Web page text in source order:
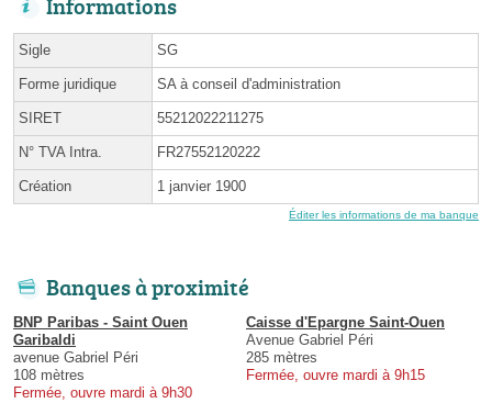
Sigle SG
Forme juridique SA à conseil d'administration
SIRET 55212022211275
N° TVA Intra. FR27552120222
Création 1 janvier 1900
Éditer les informations de ma banque
Banques à proximité
BNP Paribas - Saint Ouen
Garibaldi
avenue Gabriel Péri
108 mètres
Fermée, ouvre mardi à 9h30
Caisse d'Epargne Saint-Ouen
Avenue Gabriel Péri
285 mètres
Fermée, ouvre mardi à 9h15